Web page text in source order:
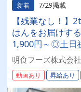
新着 7/29掲載
【残業なし！】
はんをお届けす
1,900円～◎土日
鶴見緑地駅から
明食フーズ株式会
動画あり 昇給あり